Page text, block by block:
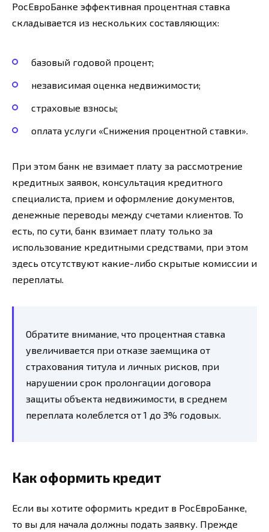
РосЕвроБанке эффективная процентная ставка
складывается из нескольких составляющих:
базовый годовой процент;
независимая оценка недвижимости;
страховые взносы;
оплата услуги «Снижения процентной ставки».
При этом банк не взимает плату за рассмотрение
кредитных заявок, консультация кредитного
специалиста, прием и оформление документов,
денежные переводы между счетами клиентов. То
есть, по сути, банк взимает плату только за
использование кредитными средствами, при этом
здесь отсутствуют какие-либо скрытые комиссии и
переплаты.
Обратите внимание, что процентная ставка
увеличивается при отказе заемщика от
страхования титула и личных рисков, при
нарушении срок пролонгации договора
защиты объекта недвижимости, в среднем
переплата колеблется от 1 до 3% годовых.
Как оформить кредит
Если вы хотите оформить кредит в РосЕвроБанке,
то вы для начала должны подать заявку. Прежде